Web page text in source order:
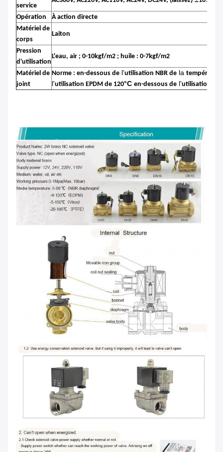
service
Opération À action directe
Matériel de
corps
Laiton
Pression
d'utilisation
L'eau, air ; 0-10kgf/m2 ; huile : 0-7kgf/m2
Matériel de
joint
Norme : en-dessous de l'utilisation NBR de la
l'utilisation EPDM de 120°C en-dessous de l'utilisation